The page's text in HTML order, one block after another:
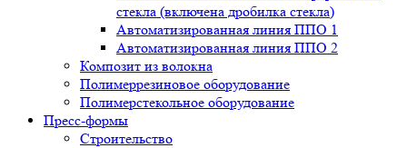
стекла (включена дробилка стекла)
Автоматизированная линия ППО 1
Автоматизированная линия ППО 2
Композит из волокна
Полимеррезиновое оборудование
Полимерстекольное оборудование
Пресс-формы
Строительство